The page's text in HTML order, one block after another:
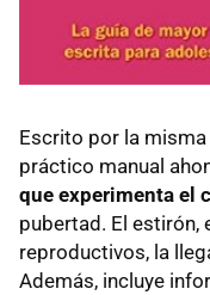
Escrito por la
práctico manual
que experimenta el
pubertad. El estirón,
reproductivos, la
Además, incluye